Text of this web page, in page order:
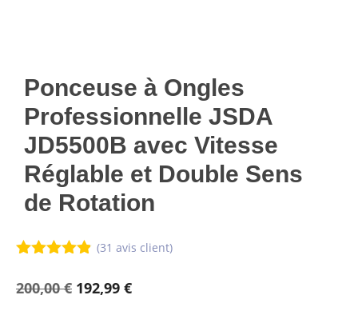
Ponceuse à Ongles
Professionnelle JSDA
JD5500B avec Vitesse
Réglable et Double Sens
de Rotation
(31 avis client)
200,00€ Le
192,99 €Le